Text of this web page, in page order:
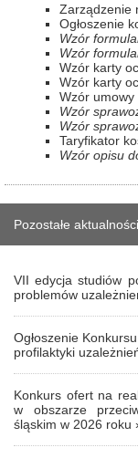
Zarządzenie
Ogłoszenie
Wzór
Wzór
Wzór karty
Wzór karty
Wzór umowy
Wzór
Wzór
Taryfikator
Wzór opisu
Pozostałe aktualności
VII edycja studiów
problemów
Ogłoszenie
profilaktyki
Konkurs ofert na
w obszarze
śląskim w 2026 roku